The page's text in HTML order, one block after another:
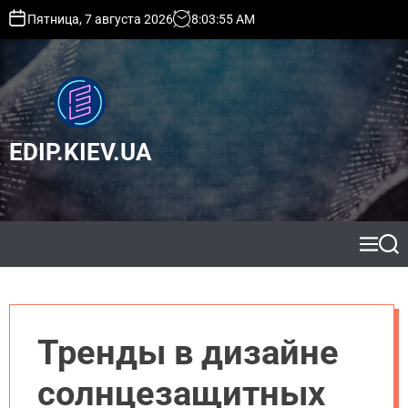
t
o
c
o
n
t
e
Пятница, 7 августа 2026 8:03:55AM
EDIP.KIEV.UA
M
e
S
e
Тренды в дизайне
солнцезащитных